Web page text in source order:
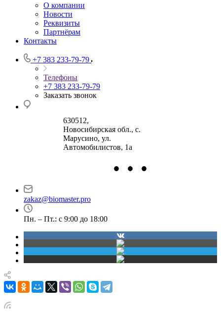
О компании
Новости
Реквизиты
Партнёрам
Контакты
+7 383 233-79-79
Телефоны
+7 383 233-79-79
Заказать звонок
630512,
Новосибирская обл., с.
Марусино, ул.
Автомобилистов, 1а
Маршала Прошлякова,
• • •
zakaz@biomaster.pro
Пн. – Пт.: с 9:00 до 18:00